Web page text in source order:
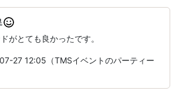
がとても良かったです。
27 12:05（TMSイベントのパーティー